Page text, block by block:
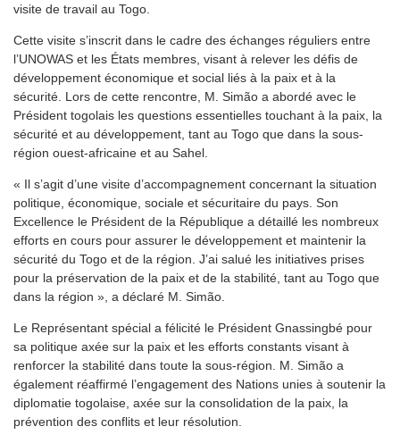
visite de travail au Togo.
Cette visite s’inscrit dans le cadre des échanges réguliers entre
l’UNOWAS et les États membres, visant à relever les défis de
développement économique et social liés à la paix et à la
sécurité. Lors de cette rencontre, M. Simão a abordé avec le
Président togolais les questions essentielles touchant à la paix, la
sécurité et au développement, tant au Togo que dans la sous-
région ouest-africaine et au Sahel.
« Il s’agit d’une visite d’accompagnement concernant la situation
politique, économique, sociale et sécuritaire du pays. Son
Excellence le Président de la République a détaillé les nombreux
efforts en cours pour assurer le développement et maintenir la
sécurité du Togo et de la région. J’ai salué les initiatives prises
pour la préservation de la paix et de la stabilité, tant au Togo que
dans la région », a déclaré M. Simão.
Le Représentant spécial a félicité le Président Gnassingbé pour
sa politique axée sur la paix et les efforts constants visant à
renforcer la stabilité dans toute la sous-région. M. Simão a
également réaffirmé l’engagement des Nations unies à soutenir la
diplomatie togolaise, axée sur la consolidation de la paix, la
prévention des conflits et leur résolution.